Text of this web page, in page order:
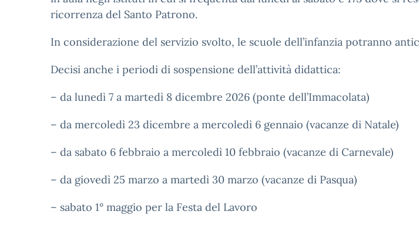
ricorrenza del Santo Patrono.
In considerazione del servizio svolto, le scuole dell’infanzia potranno
Decisi anche i periodi di sospensione dell’attività didattica:
– da lunedì 7 a martedì 8 dicembre 2026 (ponte dell’Immacolata)
– da mercoledì 23 dicembre a mercoledì 6 gennaio (vacanze di Natale)
– da sabato 6 febbraio a mercoledì 10 febbraio (vacanze di Carnevale)
– da giovedì 25 marzo a martedì 30 marzo (vacanze di Pasqua)
– sabato 1° maggio per la Festa del Lavoro